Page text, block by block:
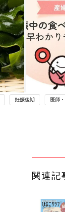
妊娠後期 医師
関連記